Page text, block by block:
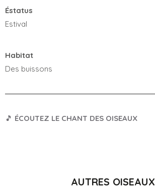
Éstatus
Estival
Habitat
Des buissons
🎵 ÉCOUTEZ LE CHANT DES OISEAUX
AUTRES OISEAUX